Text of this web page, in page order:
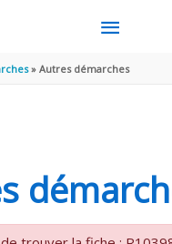
MENU
Autres démarches